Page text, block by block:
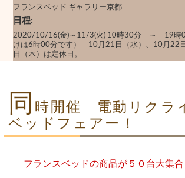
フランスベッド ギャラリー京都
日程
2020/10/16(金)～11/3(火) 10時30分 ～ 19時
けは6時00分です） 10月21日（水）、10月22
日（木）は定休日。
同 時開催 電動リクラ
ベッドフェアー！
フランスベッドの商品が５０台大集合